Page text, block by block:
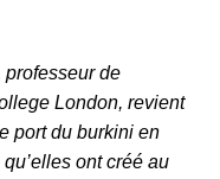
de
London, revient
port du burkini en
ont créé au